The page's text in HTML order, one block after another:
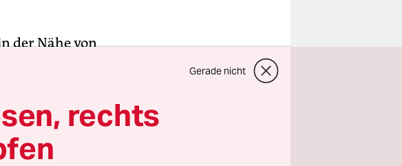
der Nähe von
Mecklenburg-
eines Hauses, das
hier ihren Sitz. Und
einer schweren
Terrorverdacht
Gerade nicht
rechts